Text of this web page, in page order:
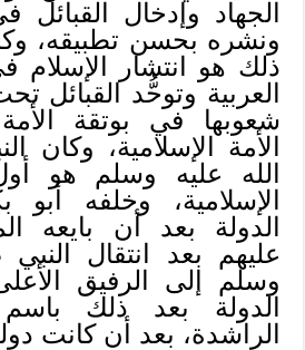
الجهاد وإدخال القبائل
ونشره بحسن تطبيقه،
ذلك هو انتشار الإسلام
العربية وتوحُّد القبائل
شعوبها في بوتقة
الأمة الإسلامية، وكان
الله عليه وسلم هو
الإسلامية، وخلفه
الدولة بعد أن بايعه
عليهم بعد انتقال
وسلم إلى الرفيق
الدولة بعد ذلك باسم
الراشدة، بعد أن كانت